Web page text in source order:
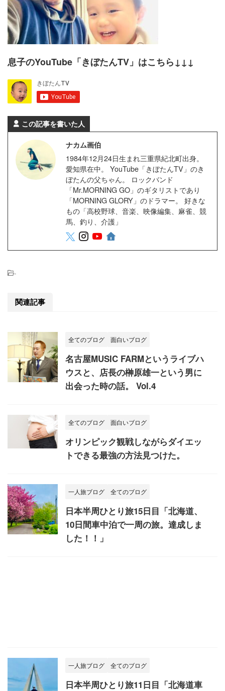
息子のYouTube「きぼたんTV」はこちら↓↓↓
この記事を書いた人
ナカム画伯
1984年12月24日生まれ三重県紀北町出身。
愛知県在中。 YouTube「きぼたんTV」のき
ぼたんの父ちゃん。 ロックバンド
「Mr.MORNING GO」のギタリストであり
「MORNING GLORY」のドラマー。 好きな
もの「高校野球、音楽、映像編集、麻雀、競
馬、釣り、介護」
-
関連記事
全てのブログ 面白いブログ
名古屋MUSIC FARMというライブハ
ウスと、店長の榊原雄一という男に
出会った時の話。 Vol.4
全てのブログ 面白いブログ
オリンピック観戦しながらダイエッ
トできる最強の方法見つけた。
一人旅ブログ 全てのブログ
日本半周ひとり旅15日目「北海道、
10日間車中泊で一周の旅。達成しま
した！！」
一人旅ブログ 全てのブログ
日本半周ひとり旅11日目「北海道車